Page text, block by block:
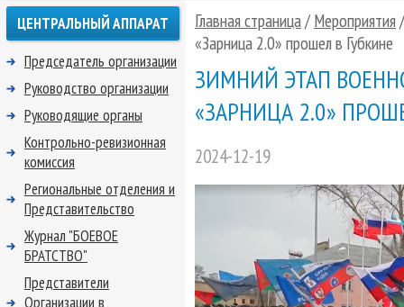
Главная страница/ Мероприятия
«Зарница 2.0» прошел в Губкине
ЗИМНИЙ ЭТАП
«ЗАРНИЦА 2.0»
2024-12-19
ЦЕНТРАЛЬНЫЙ АППАРАТ
Председатель организации
Руководство организации
Руководящие органы
Контрольно-ревизионная
комиссия
Региональные отделения и
Представительство
Журнал "БОЕВОЕ
БРАТСТВО"
Представители
Организации в